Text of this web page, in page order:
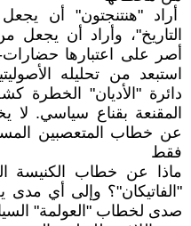
أراد "هنتنجتون" أن
التاريخ"، وأراد أن يجعل
أصر على اعتبارها
استبعد من تحليله
دائرة "الأديان" الخطرة
المقنعة بقناع سياسي. لا
عن خطاب المتعصبين
فقط
ماذا عن خطاب الكنيسة
"الفاتيكان"؟ وإلى أي مدى
صدى لخطاب "العولمة"